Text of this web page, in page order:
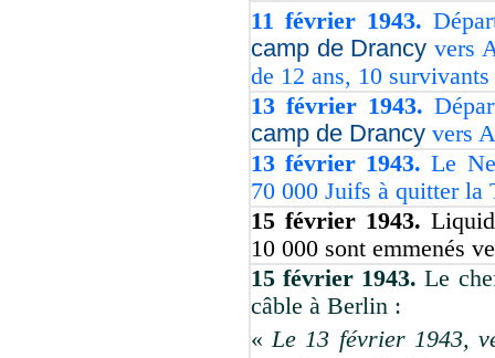
11 février 1943.
camp de Drancy vers
de 12 ans, 10
13 février 1943.
camp de Drancy vers
13 février 1943.Le
70 000 Juifs à quitter la
15 février 1943.
10 000 sont emmenés
15 février 1943.Le
câble à Berlin :
«Le 13 février 1943,